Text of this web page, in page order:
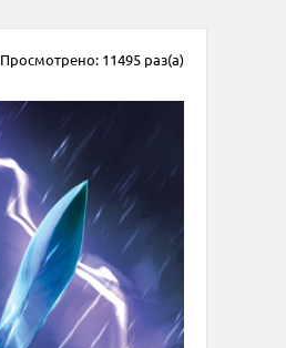
Просмотрено: 11495 раз(а)